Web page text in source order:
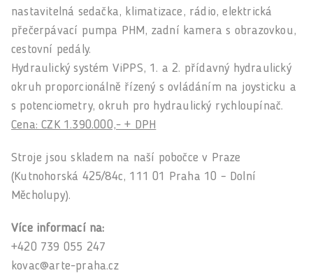
nastavitelná sedačka, klimatizace, rádio, elektrická
přečerpávací pumpa PHM, zadní kamera s obrazovkou,
cestovní pedály.
Hydraulický systém ViPPS, 1. a 2. přídavný hydraulický
okruh proporcionálně řízený s ovládáním na joysticku a
s potenciometry, okruh pro hydraulický rychloupínač.
Cena: CZK 1.390.000,- + DPH
Stroje jsou skladem na naší pobočce v Praze
(Kutnohorská 425/84c, 111 01 Praha 10 – Dolní
Měcholupy).
Více informací na:
+420 739 055 247
kovac@arte-praha.cz